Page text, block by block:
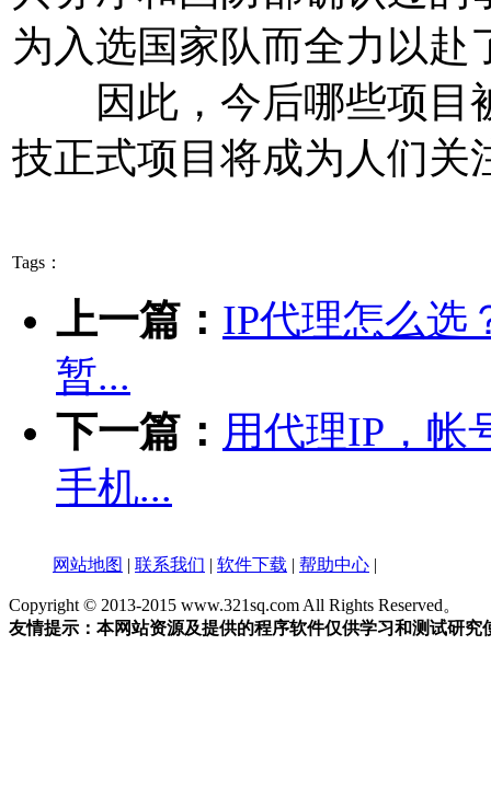
为入选国家队而全力以赴
因此，今后哪些项目
技正式项目将成为人们关
Tags：
上一篇： IP代理怎么选
暂...
下一篇： 用代理IP，帐
手机...
网站地图 | 联系我们 | 软件下载 | 帮助中心 |
Copyright © 2013-2015 www.321sq.com All Rights Reserved。
友情提示：本网站资源及提供的程序软件仅供学习和测试研